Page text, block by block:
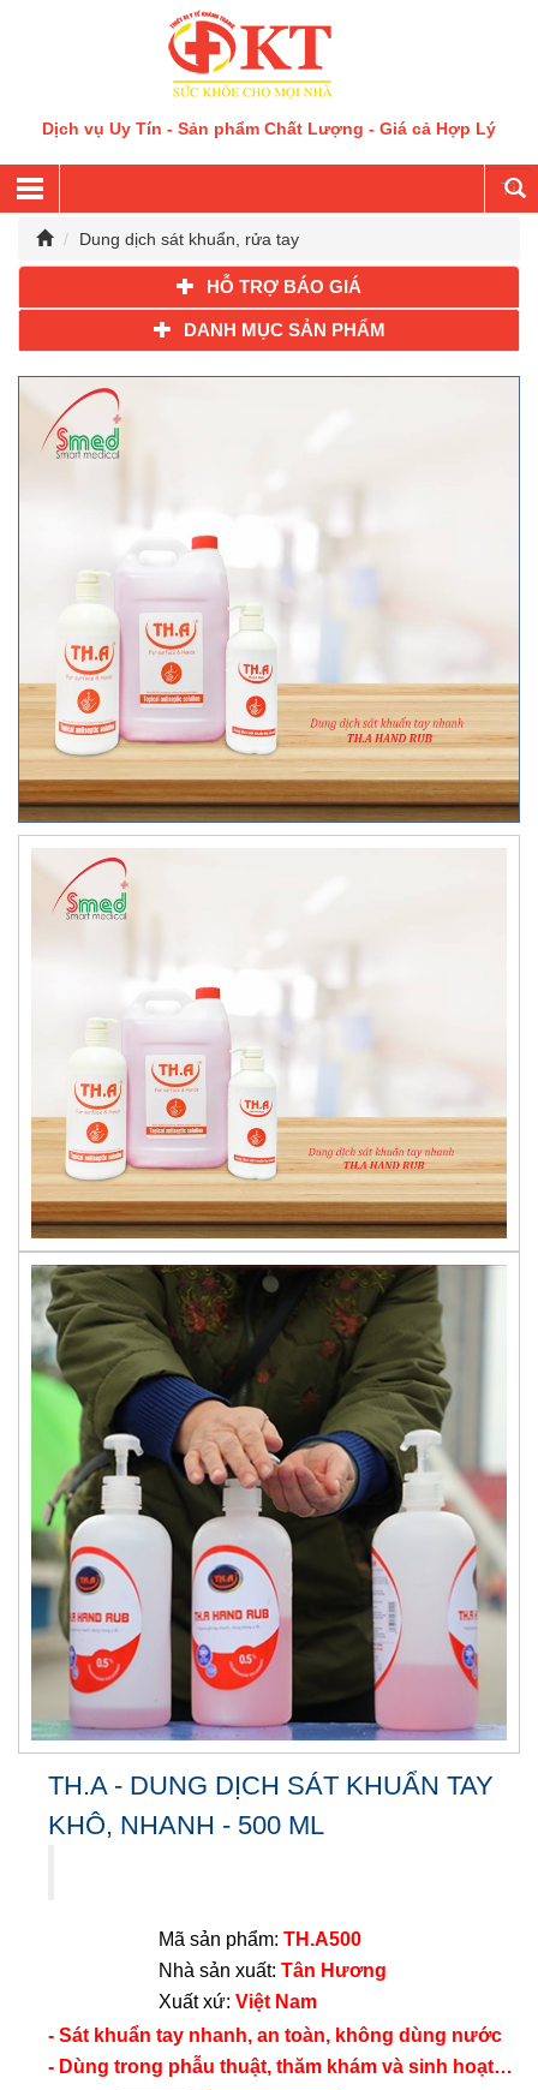
Dịch vụ Uy Tín - Sản phẩm Chất Lượng - Giá cả Hợp Lý
Dung dịch sát khuẩn, rửa tay
HỖ TRỢ BÁO GIÁ
DANH MỤC SẢN PHẨM
TH.A - DUNG DỊCH SÁT KHUẨN TAY
KHÔ, NHANH - 500 ML
Mã sản phẩm: TH.A500
Nhà sản xuất: Tân Hương
Xuất xứ: Việt Nam
- Sát khuẩn tay nhanh, an toàn, không dùng nước
- Dùng trong phẫu thuật, thăm khám và sinh hoạt…